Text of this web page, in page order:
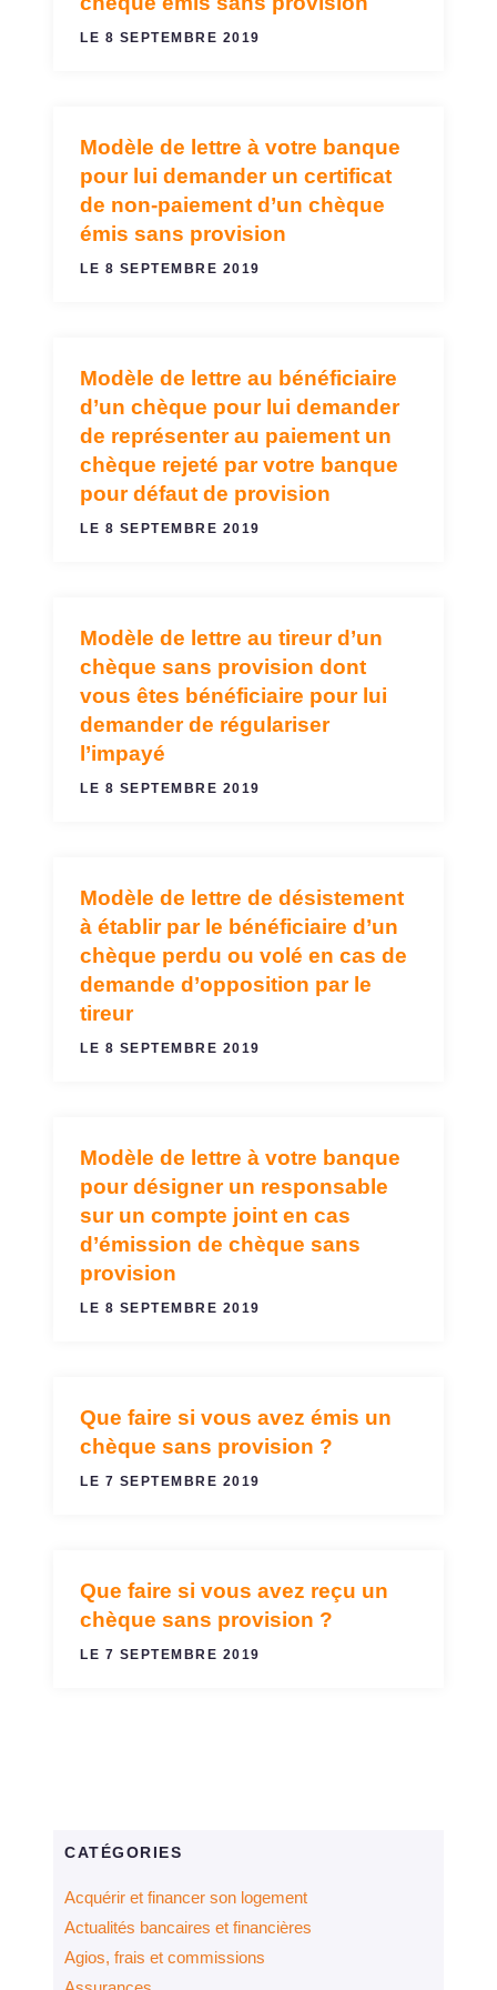
LE 8 SEPTEMBRE 2019
CHÈQUES
Modèle de lettre à votre banque
pour lui demander un certificat
de non-paiement d’un chèque
émis sans provision
LE 8 SEPTEMBRE 2019
CHÈQUES
Modèle de lettre au bénéficiaire
d’un chèque pour lui demander
de représenter au paiement un
chèque rejeté par votre banque
pour défaut de provision
LE 8 SEPTEMBRE 2019
CHÈQUES
Modèle de lettre au tireur d’un
chèque sans provision dont
vous êtes bénéficiaire pour lui
demander de régulariser
l’impayé
LE 8 SEPTEMBRE 2019
CHÈQUES
Modèle de lettre de désistement
à établir par le bénéficiaire d’un
chèque perdu ou volé en cas de
demande d’opposition par le
tireur
LE 8 SEPTEMBRE 2019
COMPTE JOINT
Modèle de lettre à votre banque
pour désigner un responsable
sur un compte joint en cas
d’émission de chèque sans
provision
LE 8 SEPTEMBRE 2019
CHÈQUE
Que faire si vous avez émis un
chèque sans provision ?
LE 7 SEPTEMBRE 2019
CHÈQUE
Que faire si vous avez reçu un
chèque sans provision ?
LE 7 SEPTEMBRE 2019
CATÉGORIES
Acquérir et financer son logement
Actualités bancaires et financières
Agios, frais et commissions